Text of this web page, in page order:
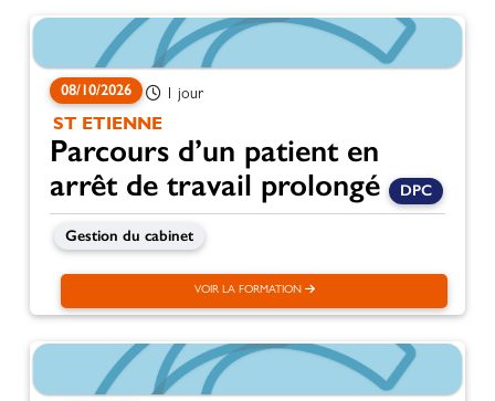
08/10/2026 1 jour
ST ETIENNE
Parcours d’un patient en
arrêt de travail prolongé
DPC
Gestion du cabinet
VOIR LA FORMATION